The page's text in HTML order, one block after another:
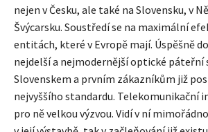
nejen v Česku, ale také na Slovensku, v
Švýcarsku. Soustředí se na maximální
entitách, které v Evropě mají. Úspěšně
nejdelší a nejmodernější optické páteřní
Slovenskem a prvním zákazníkům již
nejvyššího standardu. Telekomunikační
pro ně velkou výzvou. Vidí v ní